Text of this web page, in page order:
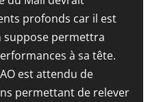
profonds car il est
suppose permettra
à sa tête.
est attendu de
permettant de relever